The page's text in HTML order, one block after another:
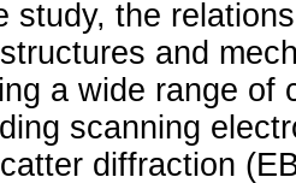
study, the
and
a wide range of
scanning
diffraction